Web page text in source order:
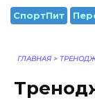
СпортПит
ГЛАВНАЯ >